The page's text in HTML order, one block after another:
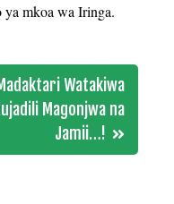
ya mkoa wa Iringa.
Watakiwa
Magonjwa na
Jamii…!